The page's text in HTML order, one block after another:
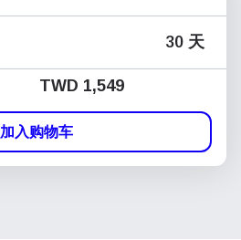
30 天
TWD 1,549
加入购物车